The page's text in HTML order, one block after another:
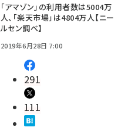
「アマゾン」の利用者数は5004万
人、「楽天市場」は4804万人【ニー
ルセン調べ】
2019年6月28日 7:00
291
111